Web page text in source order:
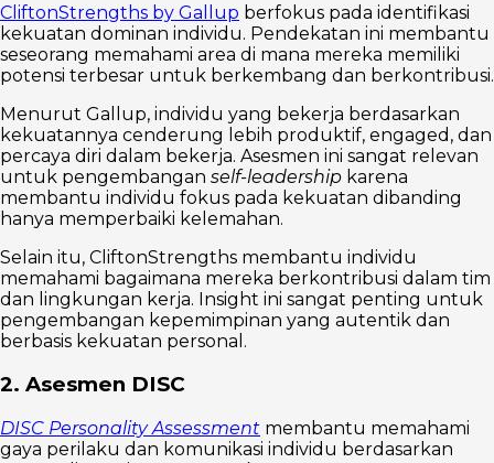
CliftonStrengths by Gallup berfokus pada identifikasi
kekuatan dominan individu. Pendekatan ini membantu
seseorang memahami area di mana mereka memiliki
potensi terbesar untuk berkembang dan berkontribusi.
Menurut Gallup, individu yang bekerja berdasarkan
kekuatannya cenderung lebih produktif, engaged, dan
percaya diri dalam bekerja. Asesmen ini sangat relevan
untuk pengembangan self-leadership karena
membantu individu fokus pada kekuatan dibanding
hanya memperbaiki kelemahan.
Selain itu, CliftonStrengths membantu individu
memahami bagaimana mereka berkontribusi dalam tim
dan lingkungan kerja. Insight ini sangat penting untuk
pengembangan kepemimpinan yang autentik dan
berbasis kekuatan personal.
2. Asesmen DISC
DISC Personality Assessment membantu memahami
gaya perilaku dan komunikasi individu berdasarkan